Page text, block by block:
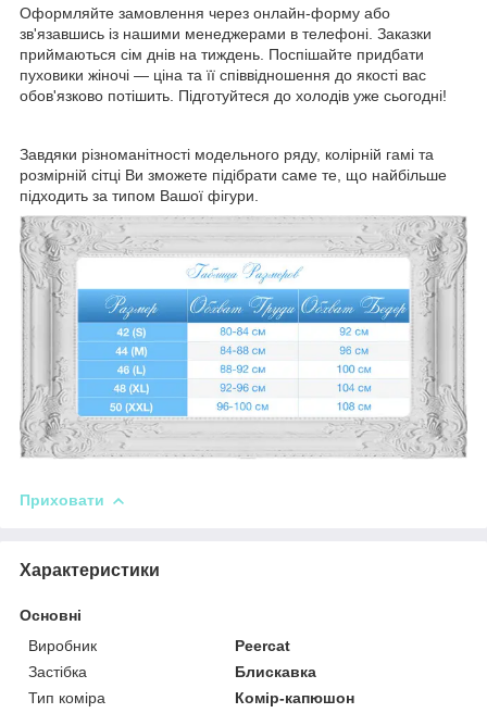
Оформляйте замовлення через онлайн-форму або
зв'язавшись із нашими менеджерами в телефоні. Заказки
приймаються сім днів на тиждень. Поспішайте придбати
пуховики жіночі — ціна та її співвідношення до якості вас
обов'язково потішить. Підготуйтеся до холодів уже сьогодні!
Завдяки різноманітності модельного ряду, колірній гамі та
розмірній сітці Ви зможете підібрати саме те, що найбільше
підходить за типом Вашої фігури.
Приховати
Характеристики
Основні
Виробник
Peercat
Застібка
Блискавка
Тип коміра
Комір-капюшон